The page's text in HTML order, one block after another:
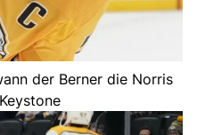
der Berner die Norris